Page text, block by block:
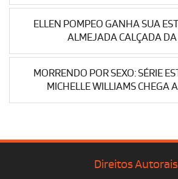
ELLEN POMPEO GANHA SUA
ALMEJADA CALÇADA
MORRENDO POR SEXO: SÉRIE
MICHELLE WILLIAMS CHEGA
Direitos Autorais